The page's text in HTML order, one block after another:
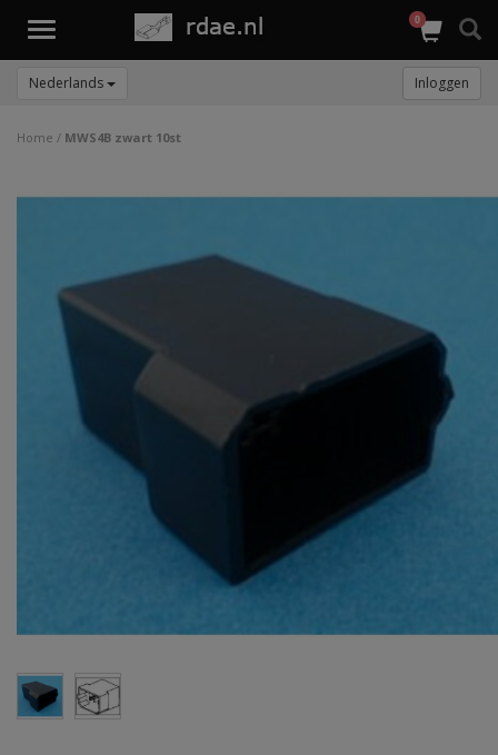
Toggle
0
Nederlands Inloggen
Home / MWS4B zwart 10st